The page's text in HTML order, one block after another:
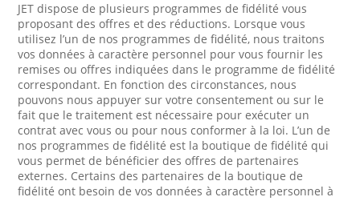
JET dispose de plusieurs programmes de fidélité vous
proposant des offres et des réductions. Lorsque vous
utilisez l’un de nos programmes de fidélité, nous traitons
vos données à caractère personnel pour vous fournir les
remises ou offres indiquées dans le programme de fidélité
correspondant. En fonction des circonstances, nous
pouvons nous appuyer sur votre consentement ou sur le
fait que le traitement est nécessaire pour exécuter un
contrat avec vous ou pour nous conformer à la loi. L’un de
nos programmes de fidélité est la boutique de fidélité qui
vous permet de bénéficier des offres de partenaires
externes. Certains des partenaires de la boutique de
fidélité ont besoin de vos données à caractère personnel à